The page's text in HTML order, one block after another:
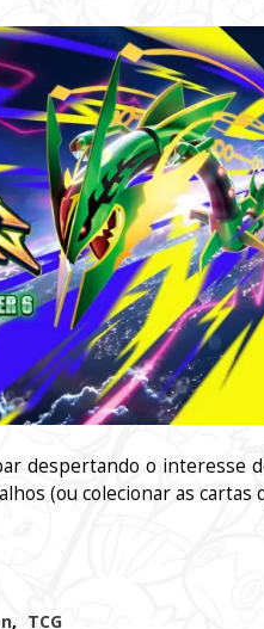
despertando o interesse
(ou colecionar as cartas
, TCG